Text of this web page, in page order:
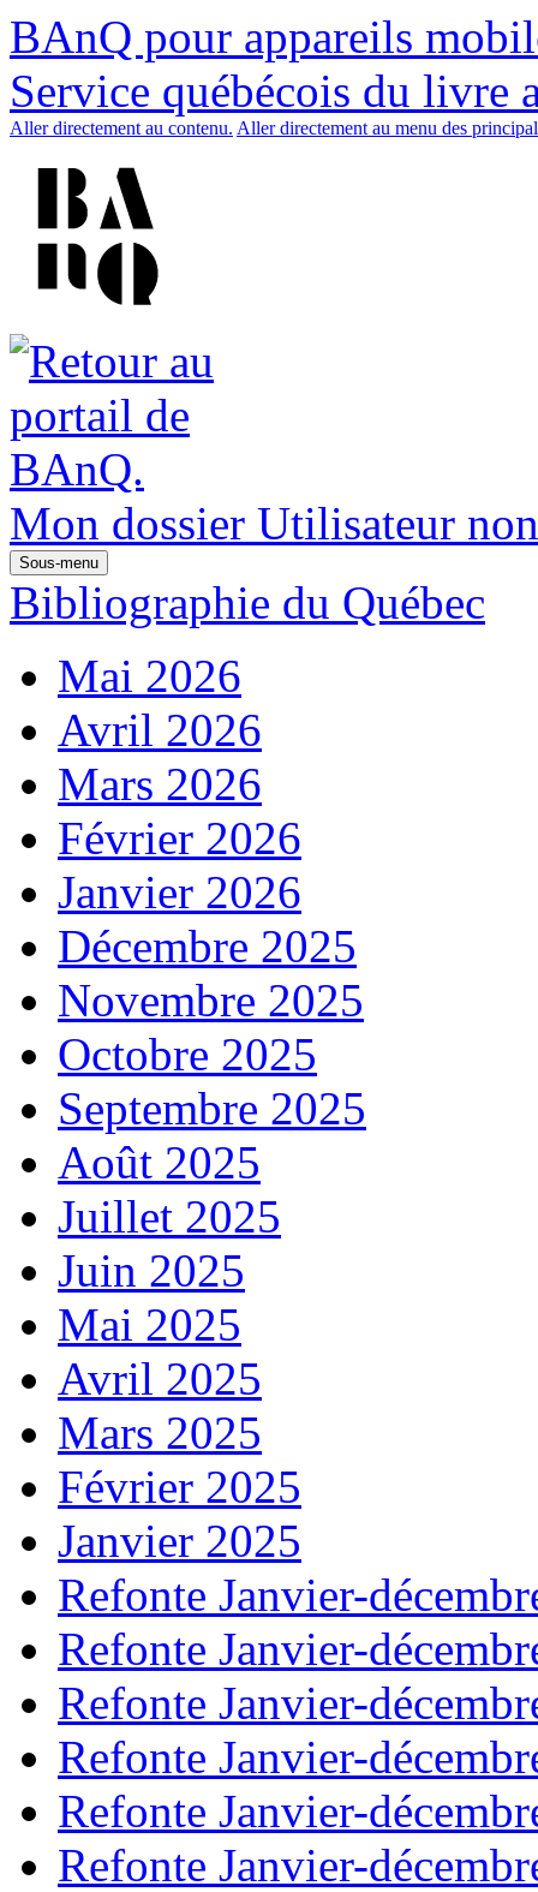
BAnQ pour appareils
Service québécois du livre
Aller directement au contenu. Aller directement au menu des
Mon dossier Utilisateur
Sous-menu
Bibliographie du Québec
Mai 2026
Avril 2026
Mars 2026
Février 2026
Janvier 2026
Décembre 2025
Novembre 2025
Octobre 2025
Septembre 2025
Août 2025
Juillet 2025
Juin 2025
Mai 2025
Avril 2025
Mars 2025
Février 2025
Janvier 2025
Refonte Janvier-
Refonte Janvier-
Refonte Janvier-
Refonte Janvier-
Refonte Janvier-
Refonte Janvier-